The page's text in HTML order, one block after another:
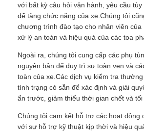
với bất kỳ câu hỏi vận hành, yêu cầu
để tăng chức năng của xe.Chúng tôi
chương trình đào tạo cho nhân viên của
xử lý an toàn và hiệu quả của các toa
Ngoài ra, chúng tôi cung cấp các phụ
nguyên bản để duy trì sự toàn vẹn và
toàn của xe.Các dịch vụ kiểm tra
tình trạng có sẵn để xác định và giải
ẩn trước, giảm thiểu thời gian chết và tối
Chúng tôi cam kết hỗ trợ các hoạt động
với sự hỗ trợ kỹ thuật kịp thời và hiệu